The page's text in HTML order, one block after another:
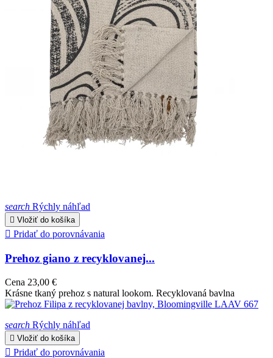
search Rýchly náhľad
 Vložiť do košíka
 Pridať do porovnávania
Prehoz giano z recyklovanej...
Cena 23,00 €
Krásne tkaný prehoz s natural lookom. Recyklovaná bavlna
search Rýchly náhľad
 Vložiť do košíka
 Pridať do porovnávania